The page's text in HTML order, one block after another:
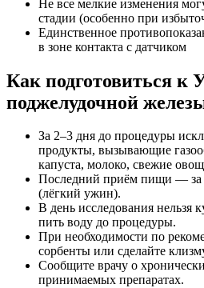
Не все мелкие изменения
стадии (особенно при
Единственное
в зоне контакта с датчиком
Как подготовиться к
поджелудочной
За 2–3 дня до процедуры
продукты, вызывающие
капуста, молоко, свежие
Последний приём пищи — за
(лёгкий ужин).
В день исследования нельзя
пить воду до процедуры.
При необходимости по
сорбенты или сделайте
Сообщите врачу о
принимаемых препаратах.